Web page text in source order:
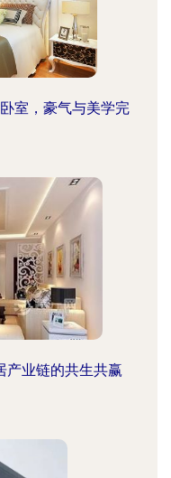
室，豪气与美学完
产业链的共生共赢